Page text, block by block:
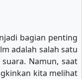
bagian penting
adalah salah satu
Namun, saat
kita melihat